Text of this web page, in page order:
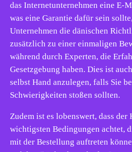
das Internetunternehmen eine E-
was eine Garantie dafür sein
Unternehmen die dänischen
zusätzlich zu einer einmaligen
während durch Experten, die
Gesetzgebung haben. Dies ist
selbst Hand anzulegen, falls Sie
Schwierigkeiten stoßen sollten.
Zudem ist es lobenswert, dass der
wichtigsten Bedingungen achtet,
mit der Bestellung auftreten